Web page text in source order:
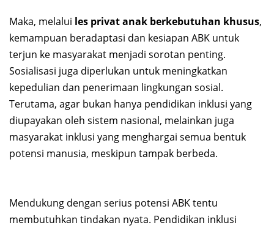
Maka, melalui les privat anak berkebutuhan khusus,
kemampuan beradaptasi dan kesiapan ABK untuk
terjun ke masyarakat menjadi sorotan penting.
Sosialisasi juga diperlukan untuk meningkatkan
kepedulian dan penerimaan lingkungan sosial.
Terutama, agar bukan hanya pendidikan inklusi yang
diupayakan oleh sistem nasional, melainkan juga
masyarakat inklusi yang menghargai semua bentuk
potensi manusia, meskipun tampak berbeda.
Mendukung dengan serius potensi ABK tentu
membutuhkan tindakan nyata. Pendidikan inklusi